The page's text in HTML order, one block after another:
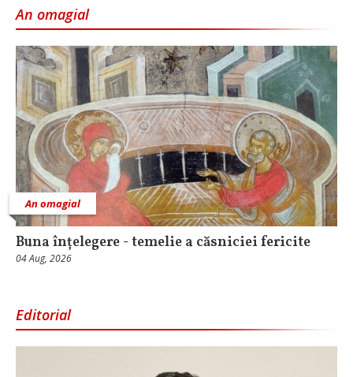
An omagial
An omagial
Buna înțelegere - temelie a căsniciei fericite
04 Aug, 2026
Editorial